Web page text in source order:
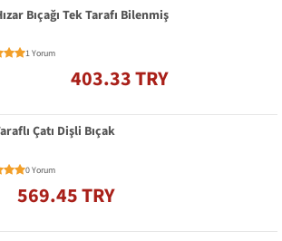
Bıçağı Tek Tarafı Bilenmiş
1 Yorum
403.33 TRY
Çatı Dişli Bıçak
0 Yorum
569.45 TRY